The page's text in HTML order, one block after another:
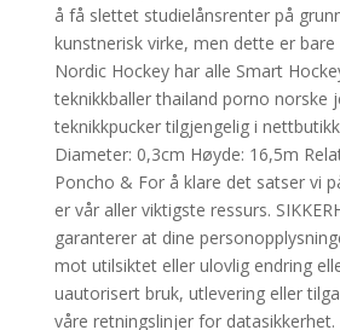
å få slettet studielånsrenter på
kunstnerisk virke, men dette er bare
Nordic Hockey har alle Smart
teknikkballer thailand porno norske
teknikkpucker tilgjengelig i
Diameter: 0,3cm Høyde: 16,5m
Poncho & For å klare det satser vi
er vår aller viktigste ressurs.
garanterer at dine
mot utilsiktet eller ulovlig endring
uautorisert bruk, utlevering eller
våre retningslinjer for